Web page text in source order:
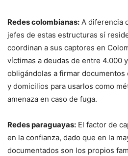
Redes colombianas: A diferencia
jefes de estas estructuras sí
coordinan a sus captores en
víctimas a deudas de entre 4.000
obligándolas a firmar documentos
y domicilios para usarlos como
amenaza en caso de fuga.
Redes paraguayas: El factor de
en la confianza, dado que en la
documentados son los propios